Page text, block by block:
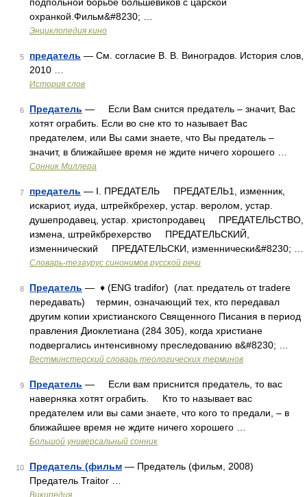
охранкой.Фильм&#8230; …
Энциклопедия кино
5 предатель — См. согласие В. В. Виноградов. История слов,
2010 …
История слов
6 Предатель — Если Вам снится предатель – значит, Вас
хотят ограбить. Если во сне кто то называет Вас
предателем, или Вы сами знаете, что Вы предатель –
значит, в ближайшее время не ждите ничего хорошего …
Сонник Миллера
7 предатель — I. ПРЕДАТЕЛЬ ПРЕДАТЕЛЬ1, изменник,
искариот, иуда, штрейкбрехер, устар. веролом, устар.
душепродавец, устар. христопродавец ПРЕДАТЕЛЬСТВО,
измена, штрейкбрехерство ПРЕДАТЕЛЬСКИЙ,
изменнический ПРЕДАТЕЛЬСКИ, изменнически&#8230; …
Словарь-тезаурус синонимов русской речи
8 Предатель — ♦ (ENG tradifor) (лат. предатель от tradere
передавать) термин, означающий тех, кто передавал
другим копии христианского Священного Писания в период
правления Диоклетиана (284 305), когда христиане
подвергались интенсивному преследованию в&#8230; …
Вестминстерский словарь теологических терминов
9 Предатель — Если вам приснится предатель, то вас
наверняка хотят ограбить. Кто то называет вас
предателем или вы сами знаете, что кого то предали, – в
ближайшее время не ждите ничего хорошего …
Большой универсальный сонник
10 Предатель (фильм — Предатель (фильм, 2008)
Предатель Traitor …
Википедия